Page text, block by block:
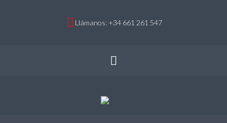
Llámanos: +34 661 261 547